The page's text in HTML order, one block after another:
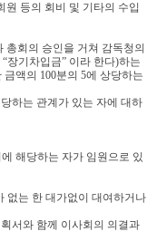
원 등의 회비 및 기타의 수입
회의 승인을 거쳐 감독청의
“장기차입금” 이라 한다)하는
액의 100분의 5에 상당하는
하는 관계가 있는 자에 대하
해당하는 자가 임원으로 있
없는 한 대가없이 대여하거나
서와 함께 이사회의 의결과